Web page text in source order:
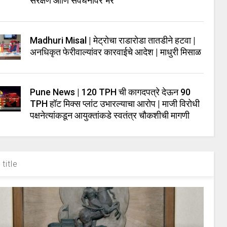
Madhuri Misal | मेट्रोचा राडारोडा तातडीने हटवा |
अनधिकृत फेरीवाल्यांवर कारवाईचे आदेश | माधुरी मिसाळ
Pune News | 120 TPH ची कागदपत्रे देऊन 90
TPH हॉट मिक्स प्लांट उभारल्याचा आरोप | माजी विरोधी
पक्षनेत्यांकडून आयुक्तांकडे स्वतंत्र चौकशीची मागणी